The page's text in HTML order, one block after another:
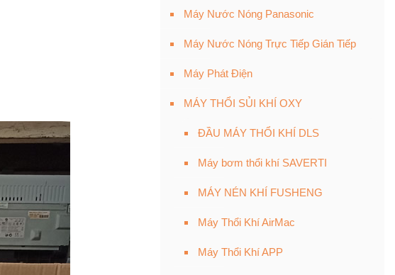
Máy Nước Nóng Panasonic
Máy Nước Nóng Trực Tiếp Gián Tiếp
Máy Phát Điện
MÁY THỔI SỦI KHÍ OXY
ĐẦU MÁY THỔI KHÍ DLS
Máy bơm thổi khí SAVERTI
MÁY NÉN KHÍ FUSHENG
Máy Thổi Khí AirMac
Máy Thổi Khí APP